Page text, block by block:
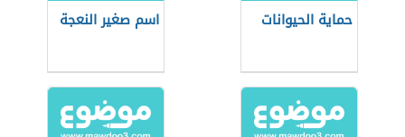
حماية الحيوانات اسم صغير النعجة